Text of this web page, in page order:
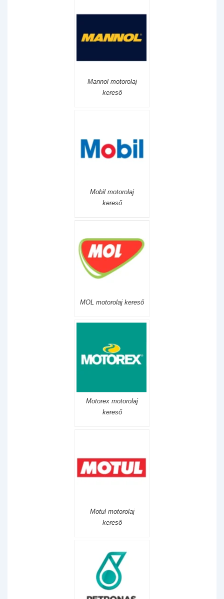
Mannol motorolaj
kereső
Mobil motorolaj
kereső
MOL motorolaj kereső
Motorex motorolaj
kereső
Motul motorolaj
kereső